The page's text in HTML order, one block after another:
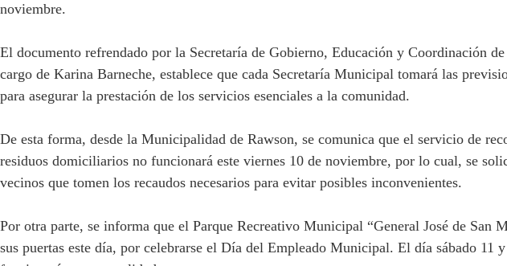
noviembre.
El documento refrendado por la Secretaría de Gobierno, Educación y Coordinación
cargo de Karina Barneche, establece que cada Secretaría Municipal tomará las
para asegurar la prestación de los servicios esenciales a la comunidad.
De esta forma, desde la Municipalidad de Rawson, se comunica que el servicio de
residuos domiciliarios no funcionará este viernes 10 de noviembre, por lo cual, se
vecinos que tomen los recaudos necesarios para evitar posibles inconvenientes.
Por otra parte, se informa que el Parque Recreativo Municipal “General José de San
sus puertas este día, por celebrarse el Día del Empleado Municipal. El día sábado 11